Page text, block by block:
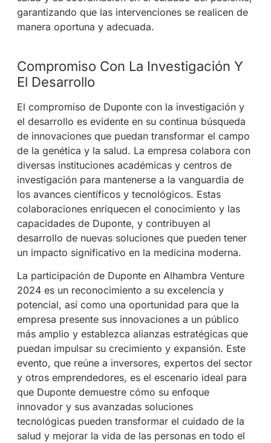
garantizando que las intervenciones se realicen de
manera oportuna y adecuada.
Compromiso Con La Investigación Y
El Desarrollo
El compromiso de Duponte con la investigación y
el desarrollo es evidente en su continua búsqueda
de innovaciones que puedan transformar el campo
de la genética y la salud. La empresa colabora con
diversas instituciones académicas y centros de
investigación para mantenerse a la vanguardia de
los avances científicos y tecnológicos. Estas
colaboraciones enriquecen el conocimiento y las
capacidades de Duponte, y contribuyen al
desarrollo de nuevas soluciones que pueden tener
un impacto significativo en la medicina moderna.
La participación de Duponte en Alhambra Venture
2024 es un reconocimiento a su excelencia y
potencial, así como una oportunidad para que la
empresa presente sus innovaciones a un público
más amplio y establezca alianzas estratégicas que
puedan impulsar su crecimiento y expansión. Este
evento, que reúne a inversores, expertos del sector
y otros emprendedores, es el escenario ideal para
que Duponte demuestre cómo su enfoque
innovador y sus avanzadas soluciones
tecnológicas pueden transformar el cuidado de la
salud y mejorar la vida de las personas en todo el